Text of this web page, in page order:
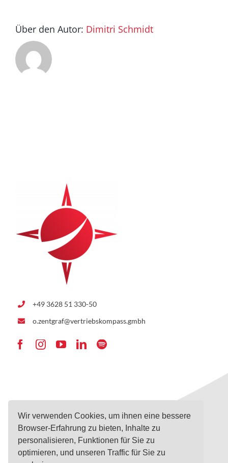
Wir verwenden Cookies, um ihnen eine bessere
Browser-Erfahrung zu bieten, Inhalte zu
personalisieren, Funktionen für Sie zu
optimieren, und unseren Traffic für Sie zu
Über den Autor: Dimitri Schmidt
+49 3628 51 330-50
o.zentgraf@vertriebskompass.gmbh
Navigation Infos